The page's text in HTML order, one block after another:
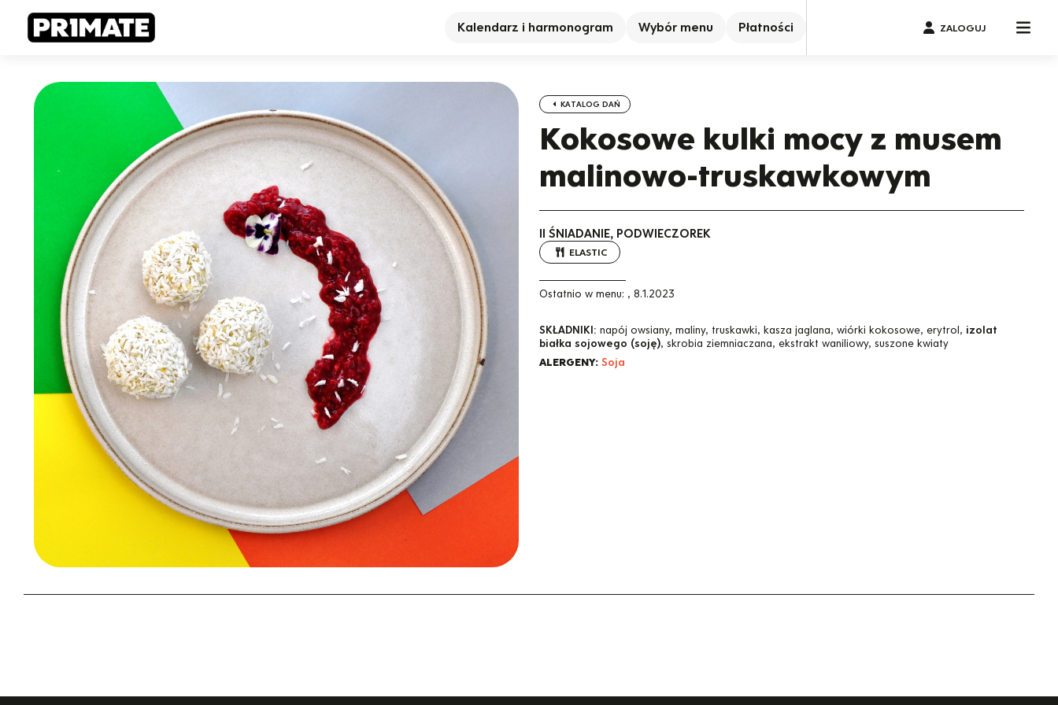
Kalendarz i harmonogram Wybór menu Płatności ZALOGUJ
KATALOG DAŃ
Kokosowe kulki mocy z musem
malinowo-truskawkowym
II ŚNIADANIE, PODWIECZOREK
ELASTIC
Ostatnio w menu: , 8.1.2023
SKŁADNIKI: napój owsiany, maliny, truskawki, kasza jaglana, wiórki kokosowe, erytrol, izolat
białka sojowego (soję), skrobia ziemniaczana, ekstrakt waniliowy, suszone kwiaty
ALERGENY: Soja